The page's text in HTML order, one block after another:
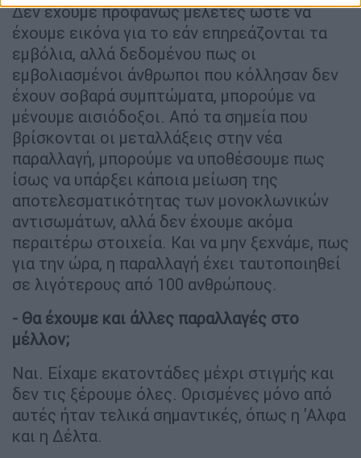
Δεν έχουμε προφανώς μελέτες ώστε να
έχουμε εικόνα για το εάν επηρεάζονται τα
εμβόλια, αλλά δεδομένου πως οι
εμβολιασμένοι άνθρωποι που κόλλησαν δεν
έχουν σοβαρά συμπτώματα, μπορούμε να
μένουμε αισιόδοξοι. Από τα σημεία που
βρίσκονται οι μεταλλάξεις στην νέα
παραλλαγή, μπορούμε να υποθέσουμε πως
ίσως να υπάρξει κάποια μείωση της
αποτελεσματικότητας των μονοκλωνικών
αντισωμάτων, αλλά δεν έχουμε ακόμα
περαιτέρω στοιχεία. Και να μην ξεχνάμε, πως
για την ώρα, η παραλλαγή έχει ταυτοποιηθεί
σε λιγότερους από 100 ανθρώπους.
- Θα έχουμε και άλλες παραλλαγές στο
μέλλον;
Ναι. Είχαμε εκατοντάδες μέχρι στιγμής και
δεν τις ξέρουμε όλες. Ορισμένες μόνο από
αυτές ήταν τελικά σημαντικές, όπως η 'Αλφα
και η Δέλτα.